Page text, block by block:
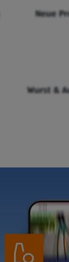
Neue
Wurst &